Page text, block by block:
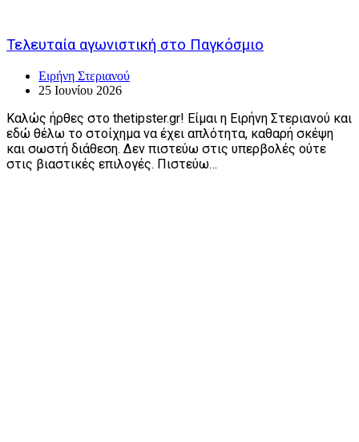
Τελευταία αγωνιστική στο Παγκόσμιο
Ειρήνη Στεριανού
25 Ιουνίου 2026
Καλώς ήρθες στο thetipster.gr! Είμαι η Ειρήνη Στεριανού και
εδώ θέλω το στοίχημα να έχει απλότητα, καθαρή σκέψη
και σωστή διάθεση. Δεν πιστεύω στις υπερβολές ούτε
στις βιαστικές επιλογές. Πιστεύω…